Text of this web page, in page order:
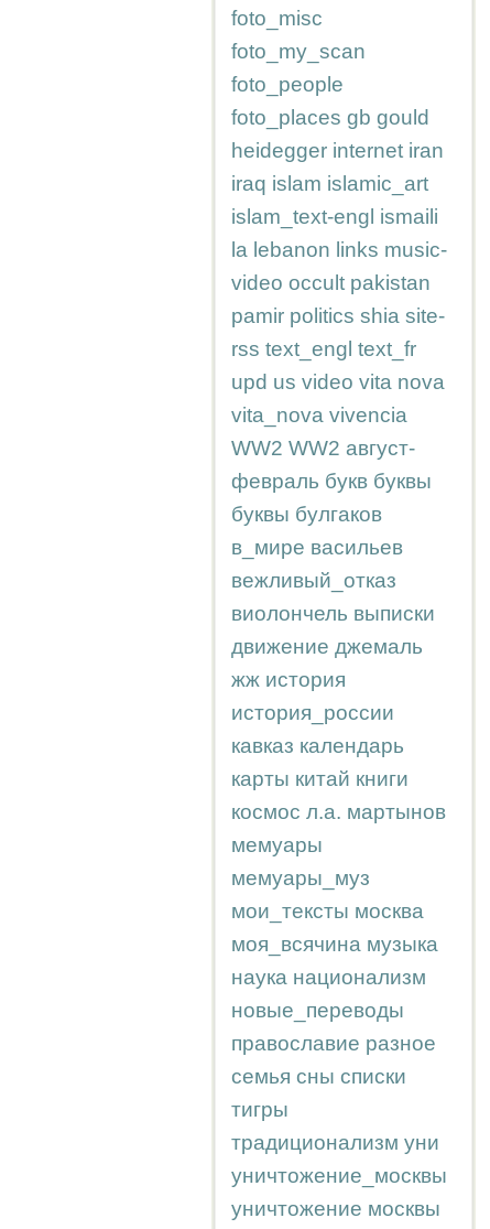
foto_misc
foto_my_scan
foto_people
foto_places gb gould
heidegger internet iran
iraq islam islamic_art
islam_text-engl ismaili
la lebanon links music-
video occult pakistan
pamir politics shia site-
rss text_engl text_fr
upd us video vita nova
vita_nova vivencia
WW2 WW2 август-
февраль букв буквы
буквы булгаков
в_мире васильев
вежливый_отказ
виолончель выписки
движение джемаль
жж история
история_россии
кавказ календарь
карты китай книги
космос л.а. мартынов
мемуары
мемуары_муз
мои_тексты москва
моя_всячина музыка
наука национализм
новые_переводы
православие разное
семья сны списки
тигры
традиционализм уни
уничтожение_москвы
уничтожение москвы